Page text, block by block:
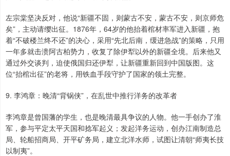
左宗棠坚决反对，他说“新疆不固，则蒙古不安，蒙古不安，则京师危
矣”，主动请缨出征。1876年，64岁的他抬着棺材率军进入新疆，抱
着“不破楼兰终不还”的决心，采用“先北后南，缓进急战”的策略，只用
一年多就击溃阿古柏势力，收复了除伊犁以外的新疆全境。后来他又
通过外交谈判，迫使俄国归还伊犁，让新疆重新回到中国版图。这
位“抬棺出征”的老将，用铁血手段守护了国家的领土完整。
9. 李鸿章：晚清“背锅侠”，在乱世中推行洋务的改革者
李鸿章是曾国藩的学生，也是晚清最具争议的人物。他一手创办了淮
军，参与平定太平天国和捻军起义；发起洋务运动，创办江南制造总
局、轮船招商局、开平矿务局，建立北洋水师，试图让清朝“师夷长技
以制夷”。